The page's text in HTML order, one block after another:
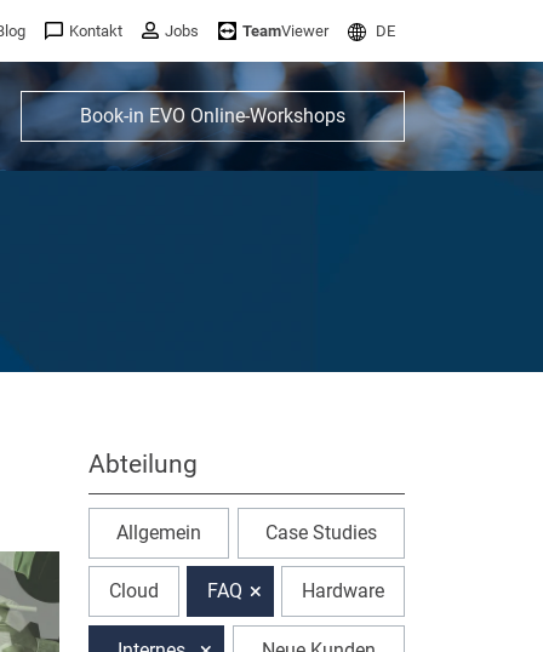
Kontakt Jobs TeamViewer DE
Book-in EVO Online-Workshops
Abteilung
Allgemein Case Studies
Cloud FAQ Hardware